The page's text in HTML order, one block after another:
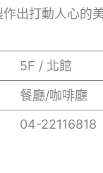
出打動人心的
5F / 北館
餐廳/咖啡廳
04-22116818